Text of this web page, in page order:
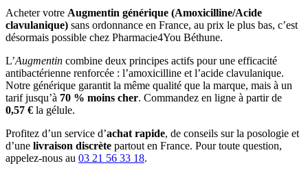
Acheter votre Augmentin générique (Amoxicilline/Acide
clavulanique) sans ordonnance en France, au prix le plus bas, c’est
désormais possible chez Pharmacie4You Béthune.
L’Augmentin combine deux principes actifs pour une efficacité
antibactérienne renforcée : l’amoxicilline et l’acide clavulanique.
Notre générique garantit la même qualité que la marque, mais à un
tarif jusqu’à 70 % moins cher. Commandez en ligne à partir de
0,57 € la gélule.
Profitez d’un service d’achat rapide, de conseils sur la posologie et
d’une livraison discrète partout en France. Pour toute question,
appelez-nous au 03 21 56 33 18.